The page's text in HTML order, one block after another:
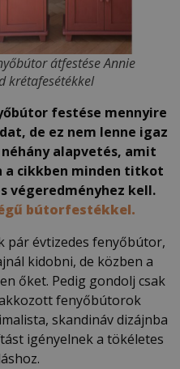
átfestése Annie
krétafesétékkel
festése mennyire
de ez nem lenne igaz
alapvetés, amit
a cikkben minden titkot
végeredményhez kell.
bútorfestékkel.
pár évtizedes fenyőbútor,
kidobni, de közben a
őket. Pedig gondolj csak
fenyőbútorok
skandináv dizájnba
igényelnek a tökéletes